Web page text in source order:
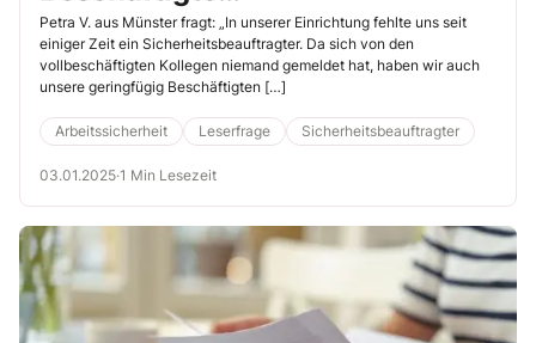
Sicherheitsbeauftragte
werden?“
Petra V. aus Münster fragt: „In unserer Einrichtung fehlte uns seit
einiger Zeit ein Sicherheitsbeauftragter. Da sich von den
vollbeschäftigten Kollegen niemand gemeldet hat, haben wir auch
unsere geringfügig Beschäftigten […]
Arbeitssicherheit Leserfrage Sicherheitsbeauftragter
03.01.2025·1 Min Lesezeit